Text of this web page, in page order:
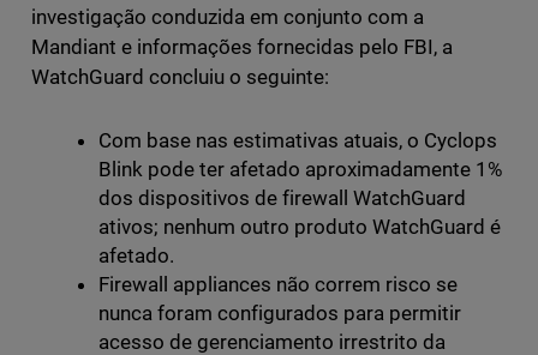
investigação conduzida em conjunto com a
Mandiant e informações fornecidas pelo FBI, a
WatchGuard concluiu o seguinte:
Com base nas estimativas atuais, o Cyclops
Blink pode ter afetado aproximadamente 1%
dos dispositivos de firewall WatchGuard
ativos; nenhum outro produto WatchGuard é
afetado.
Firewall appliances não correm risco se
nunca foram configurados para permitir
acesso de gerenciamento irrestrito da